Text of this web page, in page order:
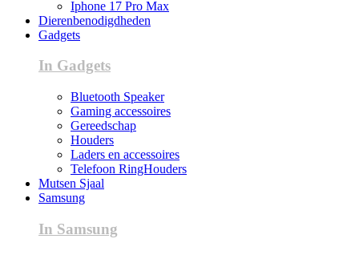
Iphone 17 Pro Max
Dierenbenodigdheden
Gadgets
In Gadgets
Bluetooth Speaker
Gaming accessoires
Gereedschap
Houders
Laders en accessoires
Telefoon RingHouders
Mutsen Sjaal
Samsung
In Samsung